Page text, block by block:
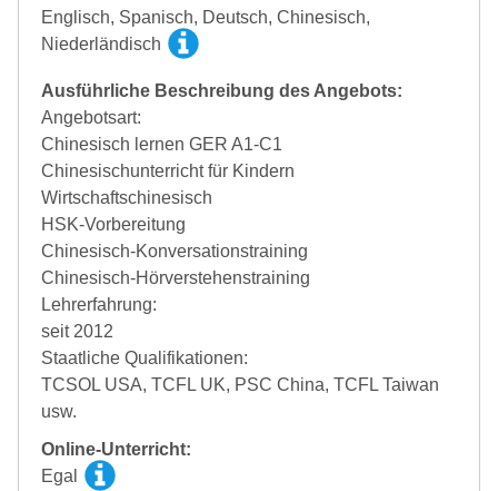
Englisch, Spanisch, Deutsch, Chinesisch,
Niederländisch
Ausführliche Beschreibung des Angebots:
Angebotsart:
Chinesisch lernen GER A1-C1
Chinesischunterricht für Kindern
Wirtschaftschinesisch
HSK-Vorbereitung
Chinesisch-Konversationstraining
Chinesisch-Hörverstehenstraining
Lehrerfahrung:
seit 2012
Staatliche Qualifikationen:
TCSOL USA, TCFL UK, PSC China, TCFL Taiwan
usw.
Online-Unterricht:
Egal